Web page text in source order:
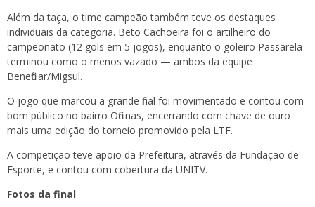
Além da taça, o time campeão também teve os destaques
individuais da categoria. Beto Cachoeira foi o artilheiro do
campeonato (12 gols em 5 jogos), enquanto o goleiro Passarela
terminou como o menos vazado — ambos da equipe
Beneficiar/Migsul.
O jogo que marcou a grande final foi movimentado e contou com
bom público no bairro Oficinas, encerrando com chave de ouro
mais uma edição do torneio promovido pela LTF.
A competição teve apoio da Prefeitura, através da Fundação de
Esporte, e contou com cobertura da UNITV.
Fotos da final